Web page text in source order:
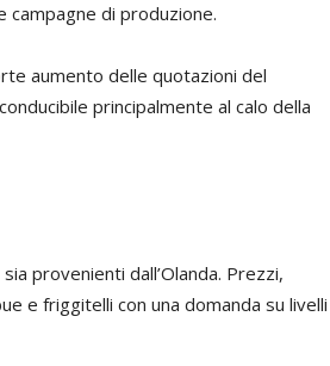
di produzione.
aumento delle quotazioni del
principalmente al calo della
provenienti dall’Olanda. Prezzi,
e friggitelli con una domanda su livelli